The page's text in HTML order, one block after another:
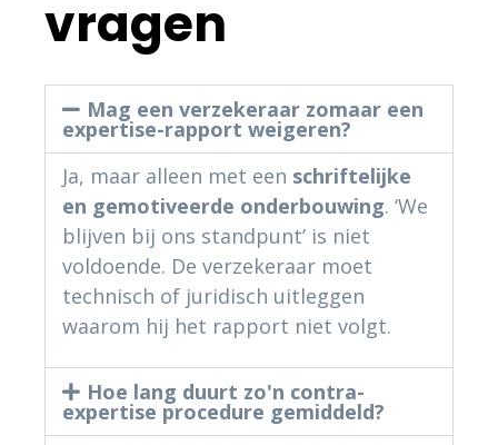
vragen
Mag een verzekeraar zomaar een
expertise-rapport weigeren?
Ja, maar alleen met een schriftelijke
en gemotiveerde onderbouwing. ‘We
blijven bij ons standpunt’ is niet
voldoende. De verzekeraar moet
technisch of juridisch uitleggen
waarom hij het rapport niet volgt.
Hoe lang duurt zo'n contra-
expertise procedure gemiddeld?